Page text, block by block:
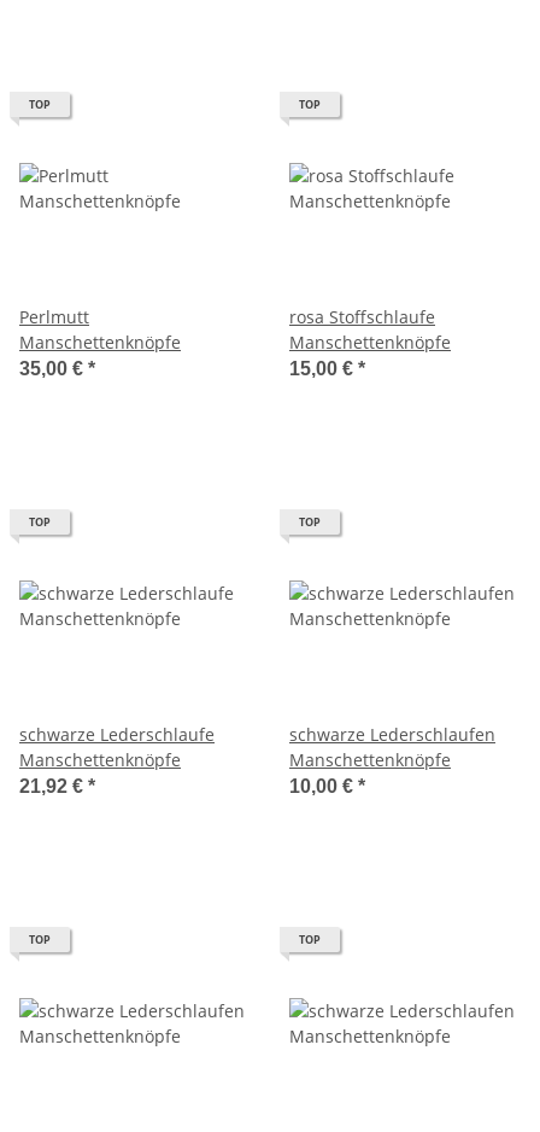
TOP
Perlmutt
Manschettenknöpfe
35,00 € *
TOP
rosa Stoffschlaufe
Manschettenknöpfe
15,00 € *
TOP
schwarze Lederschlaufe
Manschettenknöpfe
21,92 € *
TOP
schwarze Lederschlaufen
Manschettenknöpfe
10,00 € *
TOP TOP